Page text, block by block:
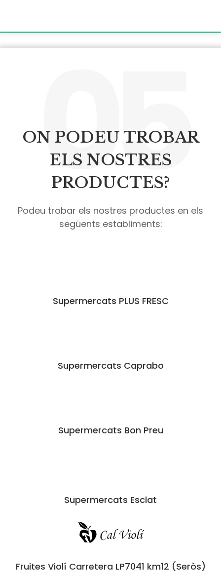
05
ON PODEU TROBAR
ELS NOSTRES
PRODUCTES?
Podeu trobar els nostres productes en els
següents establiments:
Supermercats PLUS FRESC
Supermercats Caprabo
Supermercats Bon Preu
Supermercats Esclat
Fruites Violí Carretera LP7041 km12 (Seròs)